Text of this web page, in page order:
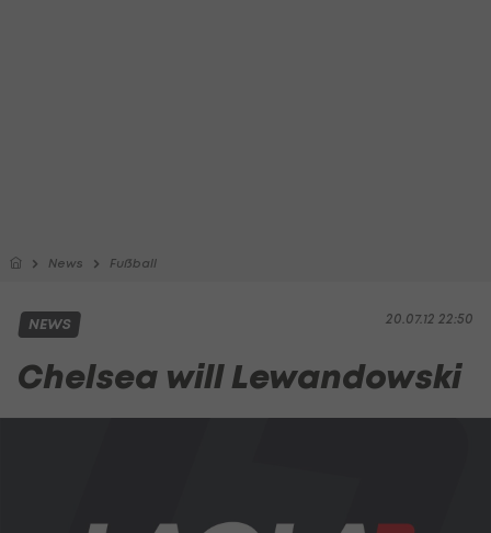
News Fußball
20.07.12 22:50
NEWS
Chelsea will Lewandowski